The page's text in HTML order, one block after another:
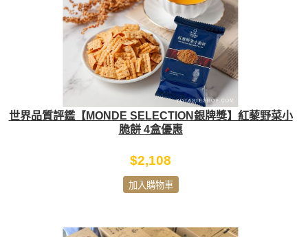
世界品質評鑑【MONDE SELECTION銀牌獎】紅藜野菜小
脆餅 4盒優惠
$2,108
加入購物車